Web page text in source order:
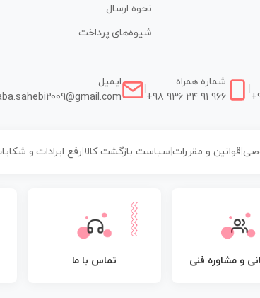
نحوه ارسال
شیوه‌های پرداخت
شماره همراه
+98 936 24 91 966
ایمیل
| قوانین و مقررات سیاست بازگشت کالا رفع ایرادات و
و مشاوره فنی تماس با ما